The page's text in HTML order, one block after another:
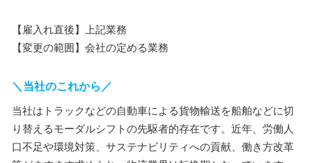
【雇入れ直後】上記業務
【変更の範囲】会社の定める業務
＼当社のこれから／
当社はトラックなどの自動車による貨物輸送を船舶などに切
り替えるモーダルシフトの先駆者的存在です。近年、労働人
口不足や環境対策、サステナビリティへの貢献、働き方改革